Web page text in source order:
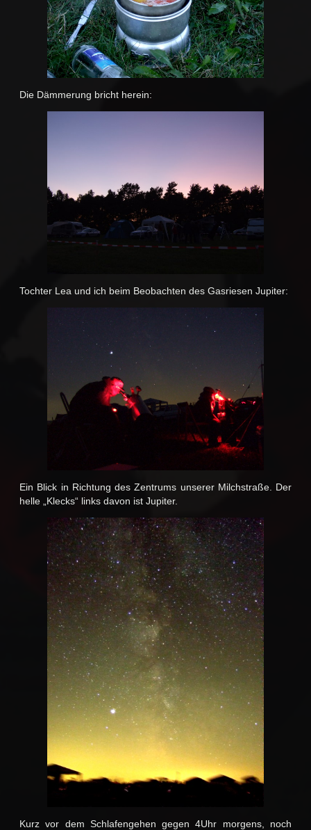
Die Dämmerung bricht herein:
Tochter Lea und ich beim Beobachten des Gasriesen Jupiter:
Ein Blick in Richtung des Zentrums unserer Milchstraße. Der
helle „Klecks“ links davon ist Jupiter.
Kurz vor dem Schlafengehen gegen 4Uhr morgens, noch